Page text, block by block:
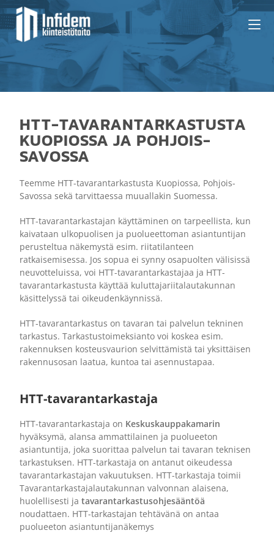
HTT-TAVARANTARKASTUSTA
KUOPIOSSA JA POHJOIS-
SAVOSSA
Teemme HTT-tavarantarkastusta Kuopiossa, Pohjois-
Savossa sekä tarvittaessa muuallakin Suomessa.
HTT-tavarantarkastajan käyttäminen on tarpeellista, kun
kaivataan ulkopuolisen ja puolueettoman asiantuntijan
perusteltua näkemystä esim. riitatilanteen
ratkaisemisessa. Jos sopua ei synny osapuolten välisissä
neuvotteluissa, voi HTT-tavarantarkastajaa ja HTT-
tavarantarkastusta käyttää kuluttajariitalautakunnan
käsittelyssä tai oikeudenkäynnissä.
HTT-tavarantarkastus on tavaran tai palvelun tekninen
tarkastus. Tarkastustoimeksianto voi koskea esim.
rakennuksen kosteusvaurion selvittämistä tai yksittäisen
rakennusosan laatua, kuntoa tai asennustapaa.
HTT-tavarantarkastaja
HTT-tavarantarkastaja on Keskuskauppakamarin
hyväksymä, alansa ammattilainen ja puolueeton
asiantuntija, joka suorittaa palvelun tai tavaran teknisen
tarkastuksen. HTT-tarkastaja on antanut oikeudessa
tavarantarkastajan vakuutuksen. HTT-tarkastaja toimii
Tavarantarkastajalautakunnan valvonnan alaisena,
huolellisesti jatavarantarkastusohjesääntöä
noudattaen. HTT-tarkastajan tehtävänä on antaa
puolueeton asiantuntijanäkemys